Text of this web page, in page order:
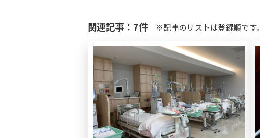
関連記事：7件 ※記事のリストは登録順です。